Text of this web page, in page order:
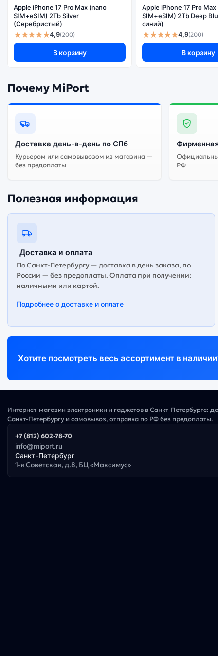
Apple iPhone 17 Pro Max (nano
SIM+eSIM) 2Tb Silver
(Серебристый)
★★★★★4,9(200)
В корзину
Apple iPhone 17 Pro
SIM+eSIM) 2Tb Deep
синий)
★★★★★4,9(200)
В корзину
Почему MiPort
Доставка день-в-день по СПб
Курьером или самовывозом из магазина —
без предоплаты
РФ
Полезная информация
Доставка и оплата
По Санкт-Петербургу — доставка в день заказа, по
России — без предоплаты. Оплата при получении:
наличными или картой.
Подробнее о доставке и оплате
Хотите посмотреть весь ассортимент в
Интернет-магазин электроники и гаджетов в Санкт-Петербурге:
Санкт-Петербургу и самовывоз, отправка по РФ без предоплаты.
+7 (812) 602-78-70
info@miport.ru
Санкт-Петербург
1-я Советская, д.8, БЦ «Максимус»